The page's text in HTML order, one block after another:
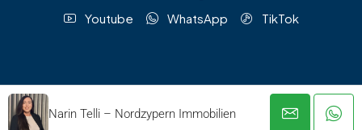
Narin Telli – Nordzypern Immobilien
Youtube
WhatsApp TikTok
© Nordzypern Immobilien – Alle Rechte vorbehalten